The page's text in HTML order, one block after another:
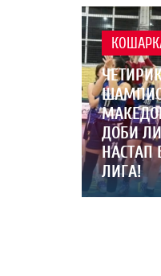
ДОБИ
НАСТАП
ЛИГА!